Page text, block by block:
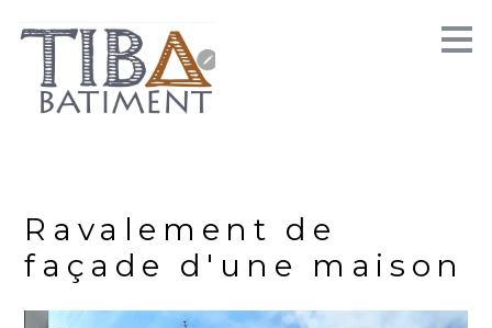
Passer
au
contenu
principal
Ravalement de
façade d'une maison